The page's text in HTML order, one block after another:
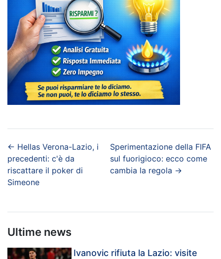
← Hellas Verona-Lazio, i
precedenti: c'è da
riscattare il poker di
Simeone
Sperimentazione della FIFA
sul fuorigioco: ecco come
cambia la regola →
Ultime news
Ivanovic rifiuta la Lazio: visite